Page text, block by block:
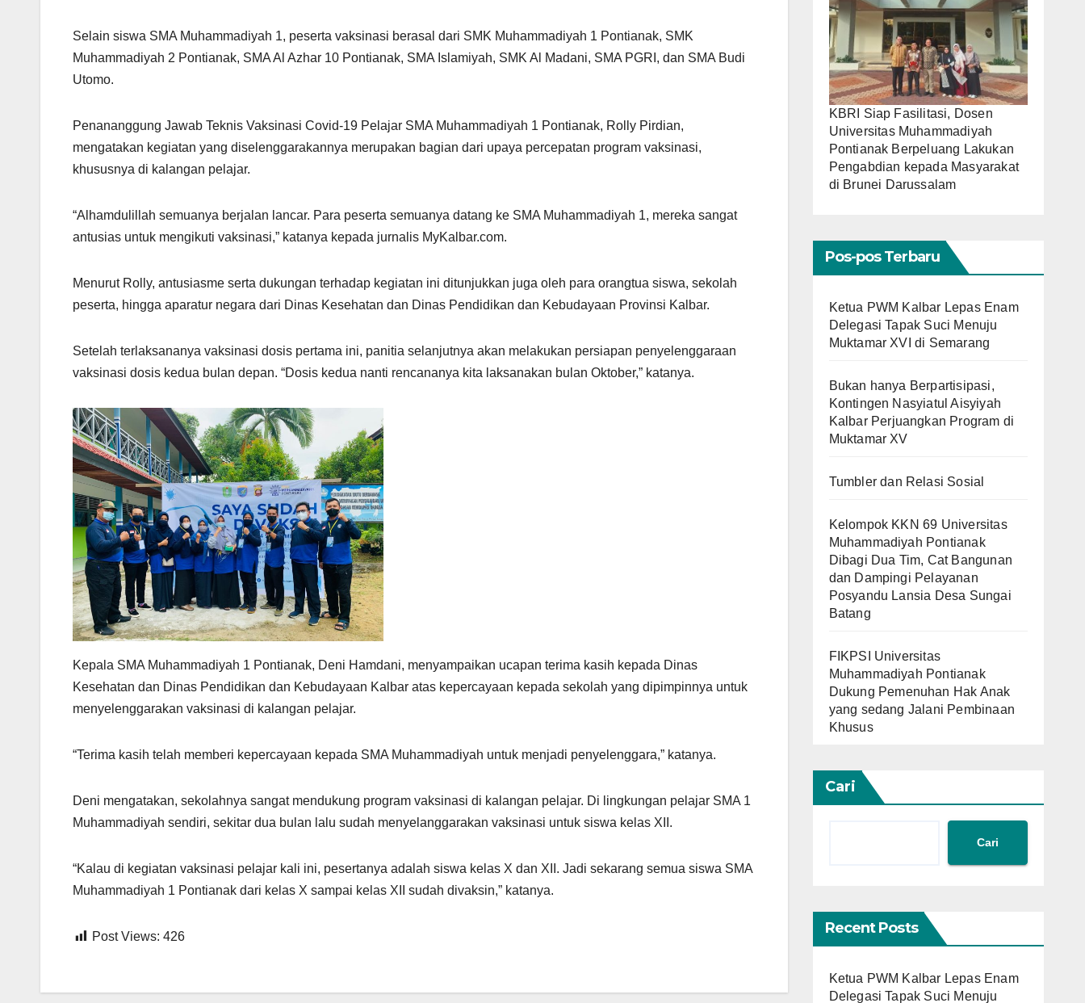
Selain siswa SMA Muhammadiyah 1, peserta vaksinasi berasal dari SMK Muhammadiyah 1 Pontianak, SMK
Muhammadiyah 2 Pontianak, SMA Al Azhar 10 Pontianak, SMA Islamiyah, SMK Al Madani, SMA PGRI, dan SMA Budi
Utomo.
Penananggung Jawab Teknis Vaksinasi Covid-19 Pelajar SMA Muhammadiyah 1 Pontianak, Rolly Pirdian,
mengatakan kegiatan yang diselenggarakannya merupakan bagian dari upaya percepatan program vaksinasi,
khususnya di kalangan pelajar.
“Alhamdulillah semuanya berjalan lancar. Para peserta semuanya datang ke SMA Muhammadiyah 1, mereka sangat
antusias untuk mengikuti vaksinasi,” katanya kepada jurnalis MyKalbar.com.
Menurut Rolly, antusiasme serta dukungan terhadap kegiatan ini ditunjukkan juga oleh para orangtua siswa, sekolah
peserta, hingga aparatur negara dari Dinas Kesehatan dan Dinas Pendidikan dan Kebudayaan Provinsi Kalbar.
Setelah terlaksananya vaksinasi dosis pertama ini, panitia selanjutnya akan melakukan persiapan penyelenggaraan
vaksinasi dosis kedua bulan depan. “Dosis kedua nanti rencananya kita laksanakan bulan Oktober,” katanya.
Kepala SMA Muhammadiyah 1 Pontianak, Deni Hamdani, menyampaikan ucapan terima kasih kepada Dinas
Kesehatan dan Dinas Pendidikan dan Kebudayaan Kalbar atas kepercayaan kepada sekolah yang dipimpinnya untuk
menyelenggarakan vaksinasi di kalangan pelajar.
“Terima kasih telah memberi kepercayaan kepada SMA Muhammadiyah untuk menjadi penyelenggara,” katanya.
Deni mengatakan, sekolahnya sangat mendukung program vaksinasi di kalangan pelajar. Di lingkungan pelajar SMA 1
Muhammadiyah sendiri, sekitar dua bulan lalu sudah menyelanggarakan vaksinasi untuk siswa kelas XII.
“Kalau di kegiatan vaksinasi pelajar kali ini, pesertanya adalah siswa kelas X dan XII. Jadi sekarang semua siswa SMA
Muhammadiyah 1 Pontianak dari kelas X sampai kelas XII sudah divaksin,” katanya.
Post Views: 426
KBRI Siap Fasilitasi, Dosen
Universitas Muhammadiyah
Pontianak Berpeluang Lakukan
Pengabdian kepada Masyarakat
di Brunei Darussalam
Pos-pos Terbaru
Ketua PWM Kalbar Lepas Enam
Delegasi Tapak Suci Menuju
Muktamar XVI di Semarang
Bukan hanya Berpartisipasi,
Kontingen Nasyiatul Aisyiyah
Kalbar Perjuangkan Program di
Muktamar XV
Tumbler dan Relasi Sosial
Kelompok KKN 69 Universitas
Muhammadiyah Pontianak
Dibagi Dua Tim, Cat Bangunan
dan Dampingi Pelayanan
Posyandu Lansia Desa Sungai
Batang
FIKPSI Universitas
Muhammadiyah Pontianak
Dukung Pemenuhan Hak Anak
yang sedang Jalani Pembinaan
Khusus
Cari
Cari
Recent Posts
Ketua PWM Kalbar Lepas Enam
Delegasi Tapak Suci Menuju